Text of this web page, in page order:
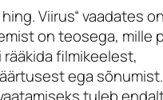
Viirus“ vaadates on
on teosega, mille
rääkida filmikeelest,
ega
tuleb